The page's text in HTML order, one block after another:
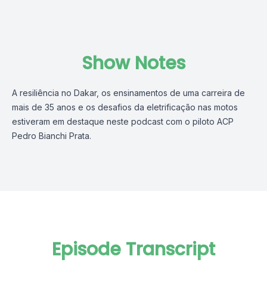
Show Notes
A resiliência no Dakar, os ensinamentos de uma carreira de
mais de 35 anos e os desafios da eletrificação nas motos
estiveram em destaque neste podcast com o piloto ACP
Pedro Bianchi Prata.
Episode Transcript